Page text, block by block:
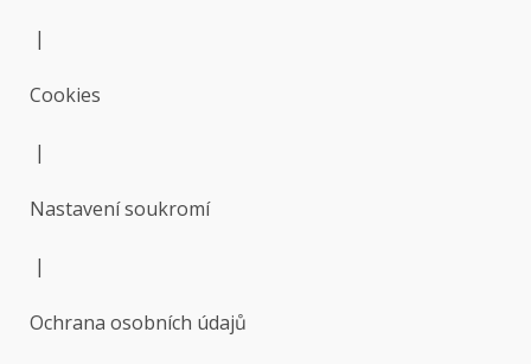
|
Cookies
|
Nastavení soukromí
|
Ochrana osobních údajů